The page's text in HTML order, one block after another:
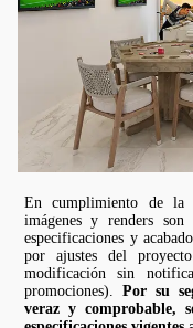
En cumplimiento de
imágenes y renders
especificaciones y
por ajustes del
modificación sin
promociones).Por su
veraz y comprobable,